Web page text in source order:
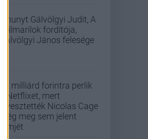
Elhunyt Gálvölgyi Judit, A
szilmarilok fordítója,
Gálvölgyi János felesége
33 milliárd forintra perlik
a Netflixet, mert
elvesztették Nicolas Cage
még meg sem jelent
filmjét